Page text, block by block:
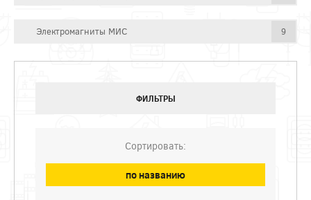
Электромагниты МИС 9
ФИЛЬТРЫ
Сортировать:
по названию